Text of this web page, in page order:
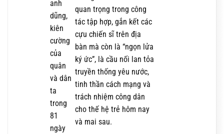
anh
dũng,
kiên
cường
của
quân
và dân
ta
trong
81
ngày
quan trọng trong công
tác tập hợp, gắn kết các
cựu chiến sĩ trên địa
bàn mà còn là “ngọn lửa
ký ức”, là cầu nối lan tỏa
truyền thống yêu nước,
tinh thần cách mạng và
trách nhiệm công dân
cho thế hệ trẻ hôm nay
và mai sau.